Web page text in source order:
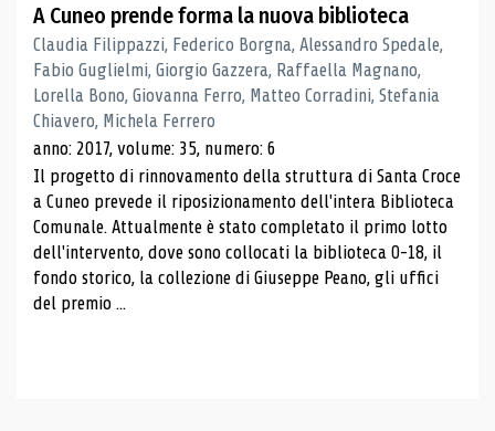
A Cuneo prende forma la nuova biblioteca
Claudia Filippazzi, Federico Borgna, Alessandro Spedale,
Fabio Guglielmi, Giorgio Gazzera, Raffaella Magnano,
Lorella Bono, Giovanna Ferro, Matteo Corradini, Stefania
Chiavero, Michela Ferrero
anno: 2017, volume: 35, numero: 6
Il progetto di rinnovamento della struttura di Santa Croce
a Cuneo prevede il riposizionamento dell'intera Biblioteca
Comunale. Attualmente è stato completato il primo lotto
dell'intervento, dove sono collocati la biblioteca 0-18, il
fondo storico, la collezione di Giuseppe Peano, gli uffici
del premio ...